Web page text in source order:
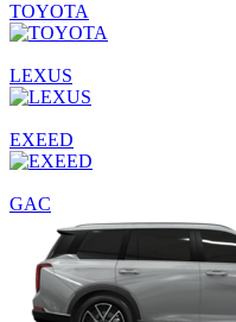
TOYOTA
LEXUS
EXEED
GAC